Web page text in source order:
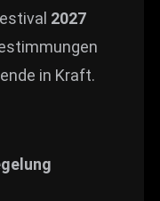
2027
in Kraft.